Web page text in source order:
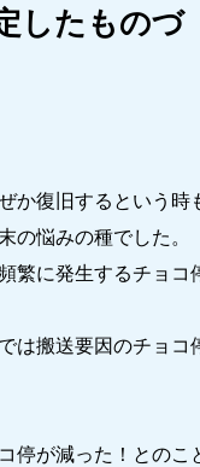
したものづ
か復旧するという時
の悩みの種でした。
繁に発生するチョコ
は搬送要因のチョコ
停が減った！とのこ